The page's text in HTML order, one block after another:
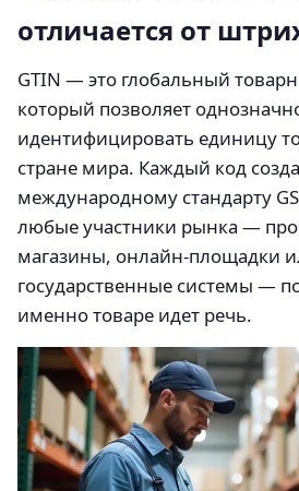
отличается от
GTIN — это глобальный
который позволяет
идентифицировать единицу
стране мира. Каждый код
международному стандарту
любые участники рынка —
магазины, онлайн‑площадки
государственные системы —
именно товаре идет речь.